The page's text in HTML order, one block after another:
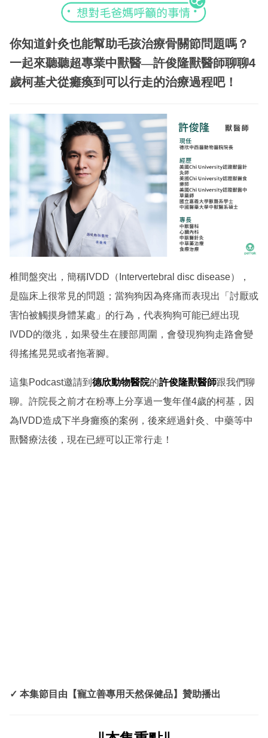
你知道針灸也能幫助毛孩治療骨關節問題嗎？
一起來聽聽超專業中獸醫—許俊隆獸醫師聊聊4
歲柯基犬從癱瘓到可以行走的治療過程吧！
椎間盤突出，簡稱IVDD（Intervertebral disc disease），
是臨床上很常見的問題；當狗狗因為疼痛而表現出「討厭或
害怕被觸摸身體某處」的行為，代表狗狗可能已經出現
IVDD的徵兆，如果發生在腰部周圍，會發現狗狗走路會變
得搖搖晃晃或者拖著腳。
這集Podcast邀請到 德欣動物醫院的許俊隆獸醫師跟我們聊
聊。許院長之前才在粉專上分享過一隻年僅4歲的柯基，因
為IVDD造成下半身癱瘓的案例，後來經過針灸、中藥等中
獸醫療法後，現在已經可以正常行走！
✓ 本集節目由【寵立善專用天然保健品】贊助播出